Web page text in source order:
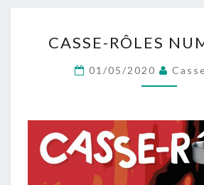
RÔLES
NUMÉRO
12
CASSE-RÔLES
01/05/2020